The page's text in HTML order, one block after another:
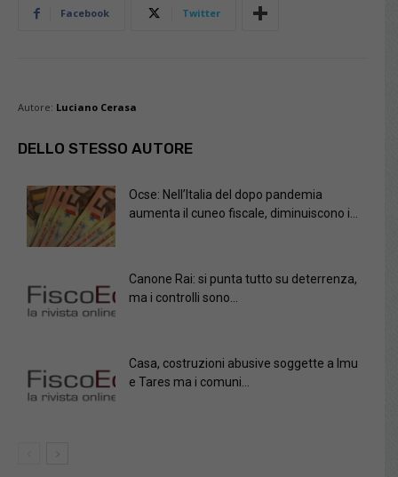
Facebook Twitter
Autore: Luciano Cerasa
DELLO STESSO AUTORE
Ocse: Nell’Italia del dopo pandemia
aumenta il cuneo fiscale, diminuiscono i...
Canone Rai: si punta tutto su deterrenza,
ma i controlli sono...
Casa, costruzioni abusive soggette a Imu
e Tares ma i comuni...